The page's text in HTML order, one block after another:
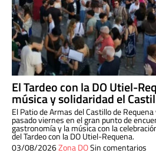
El Tardeo con la DO Utiel-
música y solidaridad el
El Patio de Armas del Castillo de
pasado viernes en el gran punto de
gastronomía y la música con la
del Tardeo con la DO Utiel-Requena.
03/08/2026Zona DOSin comentarios